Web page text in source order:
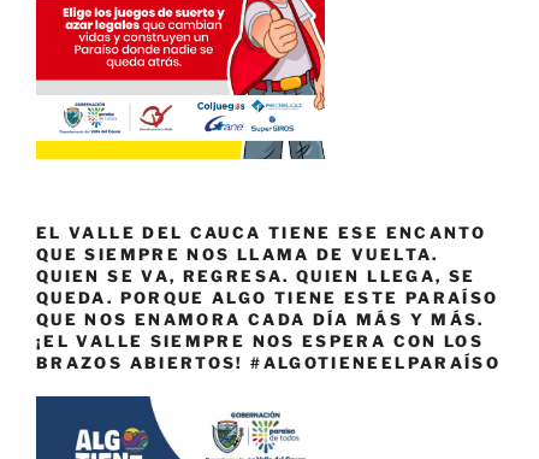
EL VALLE DEL CAUCA TIENE ESE ENCANTO
QUE SIEMPRE NOS LLAMA DE VUELTA.
QUIEN SE VA, REGRESA. QUIEN LLEGA, SE
QUEDA. PORQUE ALGO TIENE ESTE PARAÍSO
QUE NOS ENAMORA CADA DÍA MÁS Y MÁS.
¡EL VALLE SIEMPRE NOS ESPERA CON LOS
BRAZOS ABIERTOS! #ALGOTIENEELPARAÍSO